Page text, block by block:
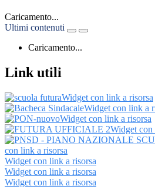
Caricamento...
Ultimi contenuti
Caricamento...
Link utili
Widget con link a risorsa
Widget con link a
Widget con link a risorsa
Widget con
con link a risorsa
Widget con link a risorsa
Widget con link a risorsa
Widget con link a risorsa